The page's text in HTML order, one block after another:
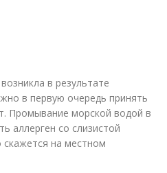
в результате
в первую очередь принять
Промывание морской водой в
аллерген со слизистой
на местном